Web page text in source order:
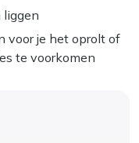
liggen
voor je het oprolt of
te voorkomen